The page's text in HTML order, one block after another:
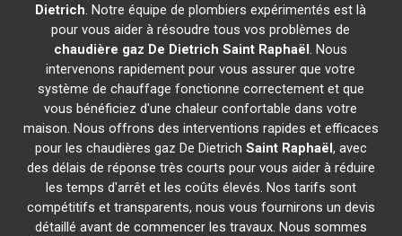
Dietrich. Notre équipe de plombiers expérimentés est là
pour vous aider à résoudre tous vos problèmes de
chaudière gaz De Dietrich Saint Raphaël. Nous
intervenons rapidement pour vous assurer que votre
système de chauffage fonctionne correctement et que
vous bénéficiez d'une chaleur confortable dans votre
maison. Nous offrons des interventions rapides et efficaces
pour les chaudières gaz De Dietrich Saint Raphaël, avec
des délais de réponse très courts pour vous aider à réduire
les temps d'arrêt et les coûts élevés. Nos tarifs sont
compétitifs et transparents, nous vous fournirons un devis
détaillé avant de commencer les travaux. Nous sommes